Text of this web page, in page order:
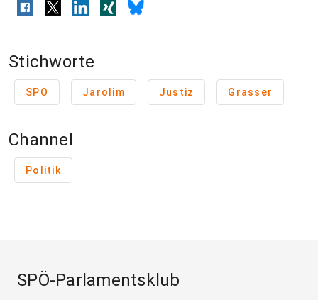
Stichworte
SPÖ Jarolim Justiz Grasser
Channel
Politik
SPÖ-Parlamentsklub